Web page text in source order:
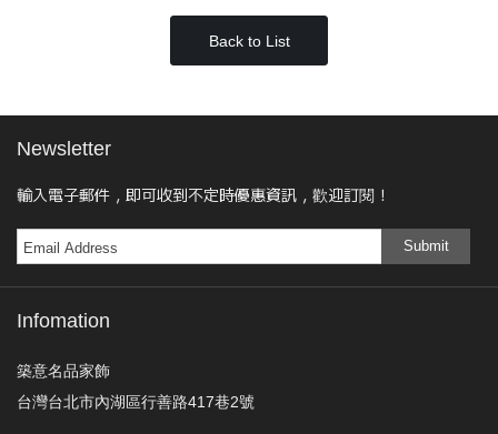
Back to List
Newsletter
輸入電子郵件，即可收到不定時優惠資訊，歡迎訂閱！
Submit
Infomation
築意名品家飾
台灣台北市內湖區行善路417巷2號